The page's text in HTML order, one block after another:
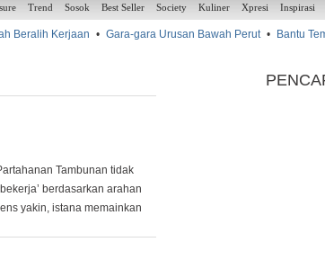
Trend Sosok Best Seller Society Kuliner Xpresi Inspirasi
Kerjaan • Gara-gara Urusan Bawah Perut • Bantu
Tambunan tidak
berdasarkan arahan
yakin, istana memainkan